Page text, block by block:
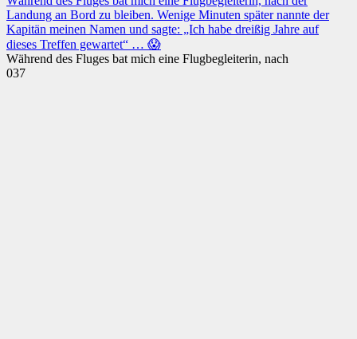
Landung an Bord zu bleiben. Wenige Minuten später nannte der
Kapitän meinen Namen und sagte: „Ich habe dreißig Jahre auf
dieses Treffen gewartet“ … 😱
Während des Fluges bat mich eine Flugbegleiterin, nach
037